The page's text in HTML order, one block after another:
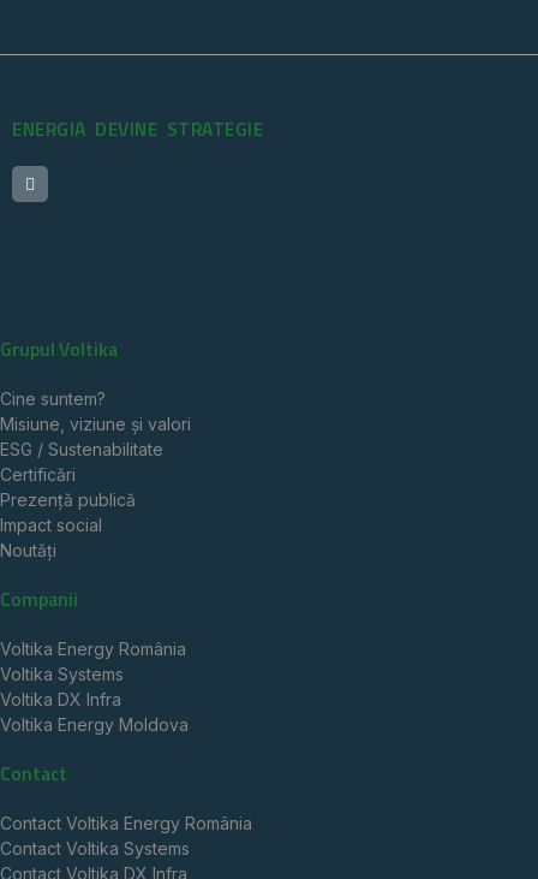
ENERGIA DEVINE STRATEGIE
Grupul Voltika
Cine suntem?
Misiune, viziune și valori
ESG / Sustenabilitate
Certificări
Prezență publică
Impact social
Noutăți
Companii
Voltika Energy România
Voltika Systems
Voltika DX Infra
Voltika Energy Moldova
Contact
Contact Voltika Energy România
Contact Voltika Systems
Contact Voltika DX Infra